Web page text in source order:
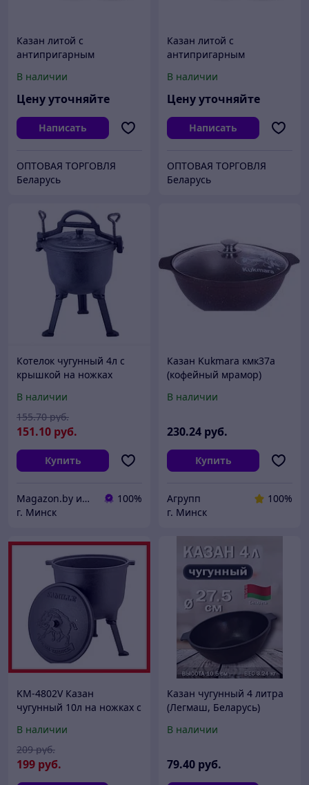
Казан литой с
антипригарным
мрамор 4.5
В наличии
Цену уточняйте
Написать
ОПТОВАЯ ТОРГОВЛЯ
Беларусь
Казан литой с
антипригарным
мрамор 6
В наличии
Цену уточняйте
Написать
ОПТОВАЯ ТОРГОВЛЯ
Беларусь
Котелок чугунный 4л с
крышкой на ножках
В наличии
151.10 руб.
155.70 руб.
Купить
Magazon.by интернет-магазин
100%
г. Минск
Казан Kukmara кмк37а
(кофейный мрамор)
В наличии
230.24 руб.
Купить
Агрупп
100%
г. Минск
KM-4802V Казан
чугунный 10л на ножках с
В наличии
199 руб.
209 руб.
Казан чугунный 4 литра
(Легмаш, Беларусь)
В наличии
79.40 руб.